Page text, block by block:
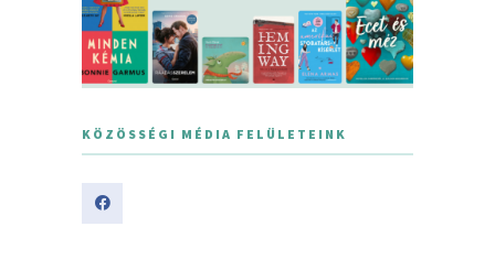
KÖZÖSSÉGI MÉDIA FELÜLETEINK